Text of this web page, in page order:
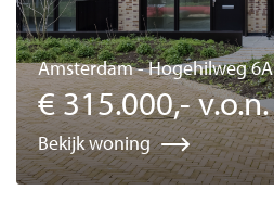
Amsterdam - Hogehilweg 6A
€ 315.000,- v.o.n.
Bekijk woning